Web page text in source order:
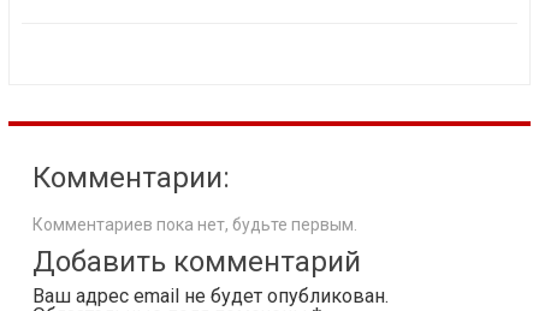
Комментарии:
Комментариев пока нет, будьте первым.
Добавить комментарий
Ваш адрес email не будет опубликован.